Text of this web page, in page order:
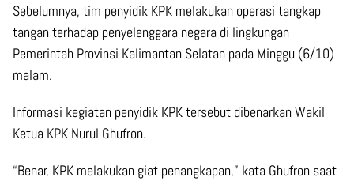
Sebelumnya, tim penyidik KPK melakukan operasi tangkap
tangan terhadap penyelenggara negara di lingkungan
Pemerintah Provinsi Kalimantan Selatan pada Minggu (6/10)
malam.
Informasi kegiatan penyidik KPK tersebut dibenarkan Wakil
Ketua KPK Nurul Ghufron.
“Benar, KPK melakukan giat penangkapan,” kata Ghufron saat